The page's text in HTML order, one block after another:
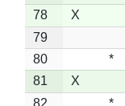
78 X
79
80
*
81
X
82
*